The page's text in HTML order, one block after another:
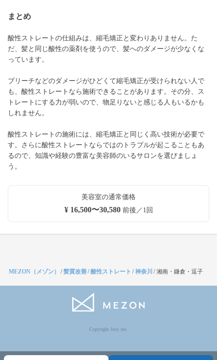
まとめ
酸性ストレートの仕組みは、縮毛矯正と変わりありません。た
だ、髪と同じ酸性の薬剤を使うので、髪へのダメージが少なくな
っています。
ブリーチなどのダメージがひどくて縮毛矯正が受けられない人で
も、酸性ストレートなら施術できることがあります。その分、ス
トレートにする力が弱いので、物足りないと感じる人もいるかも
しれません。
酸性ストレートの施術には、縮毛矯正と同じく高い技術が必要で
す。さらに酸性ストレートならではのトラブルが起こることもあ
るので、知識や経験の豊富な美容師のいるサロンを選びましょ
う。
美容室の通常価格
¥ 16,500〜30,580前後／1回
MEZON（メゾン） /髪質改善/酸性ストレート /神奈川 /湘南・鎌倉・逗子
Copyright Jocy inc.